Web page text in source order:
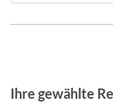
Ihre gewählte